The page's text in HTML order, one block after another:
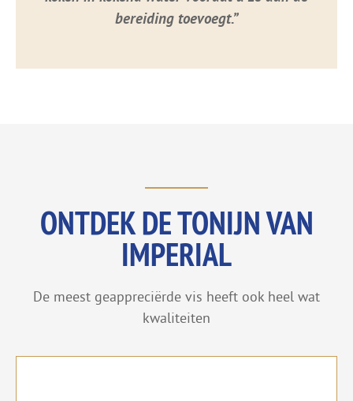
bereiding toevoegt.”
ONTDEK DE TONIJN VAN
IMPERIAL
De meest geappreciërde vis heeft ook heel wat
kwaliteiten